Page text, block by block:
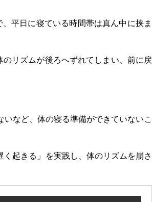
平日に寝ている時間帯は真ん中に挟ま
リズムが後ろへずれてしまい、前に戻
など、体の寝る準備ができていないこ
起きる」を実践し、体のリズムを崩さ